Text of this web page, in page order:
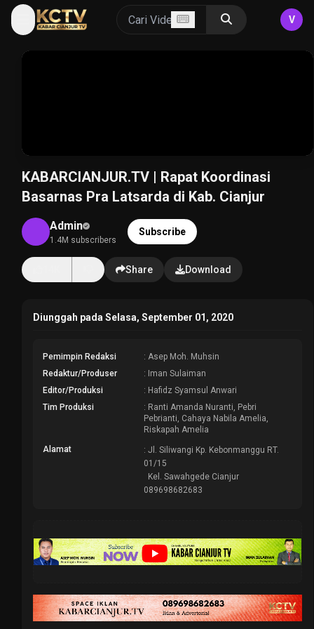
V
KABARCIANJUR.TV | Rapat Koordinasi
Basarnas Pra Latsarda di Kab. Cianjur
Admin
1.4M subscribers
Subscribe
Share Download
Diunggah pada Selasa, September 01, 2020
Pemimpin Redaksi
: Asep Moh. Muhsin
Redaktur/Produser
: Iman Sulaiman
Editor/Produksi
: Hafidz Syamsul Anwari
Tim Produksi
: Ranti Amanda Nuranti, Pebri
Pebrianti, Cahaya Nabila Amelia,
Riskapah Amelia
Alamat
: Jl. Siliwangi Kp. Kebonmanggu RT.
01/15
Kel. Sawahgede Cianjur
089698682683